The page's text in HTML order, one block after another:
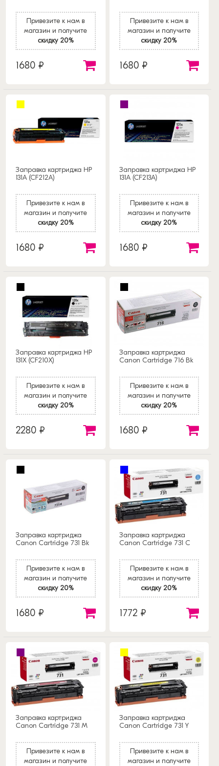
Привезите к нам в
магазин и получите
скидку 20%
1680 ₽
Привезите к нам в
магазин и получите
скидку 20%
1680 ₽
Заправка картриджа HP
131A (CF212A)
Привезите к нам в
магазин и получите
скидку 20%
1680 ₽
Заправка картриджа HP
131A (CF213A)
Привезите к нам в
магазин и получите
скидку 20%
1680 ₽
Заправка картриджа HP
131X (CF210X)
Привезите к нам в
магазин и получите
скидку 20%
2280 ₽
Заправка картриджа
Canon Cartridge 716 Bk
Привезите к нам в
магазин и получите
скидку 20%
1680 ₽
Заправка картриджа
Canon Cartridge 731 Bk
Привезите к нам в
магазин и получите
скидку 20%
1680 ₽
Заправка картриджа
Canon Cartridge 731 C
Привезите к нам в
магазин и получите
скидку 20%
1772 ₽
Заправка картриджа
Canon Cartridge 731 M
Привезите к нам в
магазин и получите
Заправка картриджа
Canon Cartridge 731 Y
Привезите к нам в
магазин и получите